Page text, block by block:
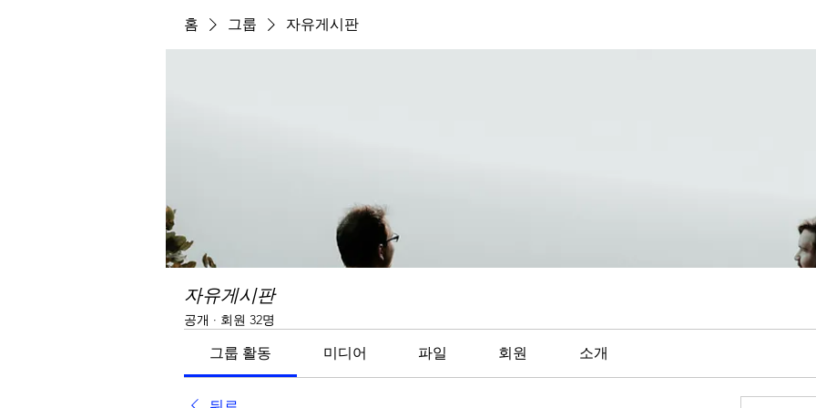
홈 그룹 자유게시판
자유게시판
공개 · 회원 32명
그룹 활동 미디어 파일 회원 소개